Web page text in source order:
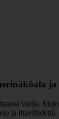
ja
vailla.
ja